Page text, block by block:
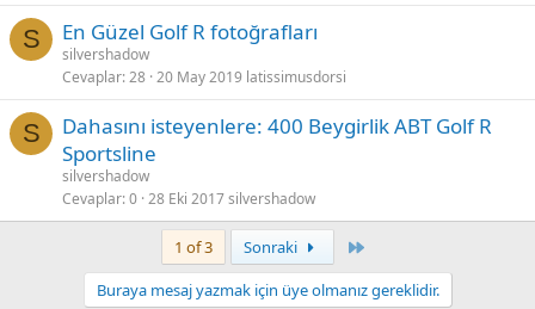
S En Güzel Golf R fotoğrafları
silvershadow
Cevaplar 28 20 May 2019 latissimusdorsi
S
Dahasını isteyenlere: 400 Beygirlik ABT Golf R
Sportsline
silvershadow
Cevaplar 0 28 Eki 2017silvershadow
1 of 3 Sonraki
Buraya mesaj yazmak için üye olmanız gereklidir.